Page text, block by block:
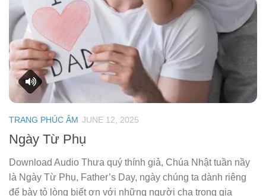
TRANG PHÚC ÂM JUNE 12, 2025
Ngày Từ Phụ
Download Audio Thưa quý thính giả, Chúa Nhật tuần nầy
là Ngày Từ Phụ, Father’s Day, ngày chúng ta dành riêng
để bày tỏ lòng biết ơn với những người cha trong gia